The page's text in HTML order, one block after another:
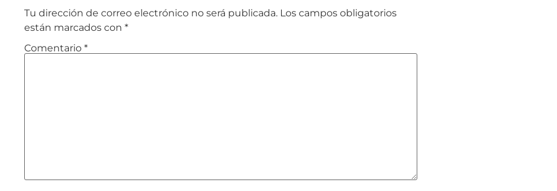
Tu dirección de correo electrónico no será publicada. Los campos obligatorios
están marcados con *
Comentario *